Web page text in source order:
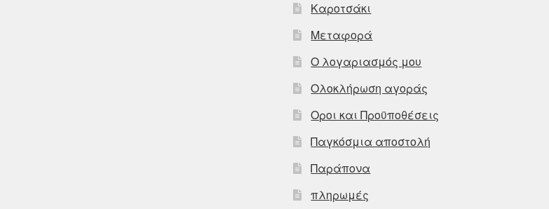
Καροτσάκι
Μεταφορά
Ο λογαριασμός μου
Ολοκλήρωση αγοράς
Οροι και Προϋποθέσεις
Παγκόσμια αποστολή
Παράπονα
πληρωμές